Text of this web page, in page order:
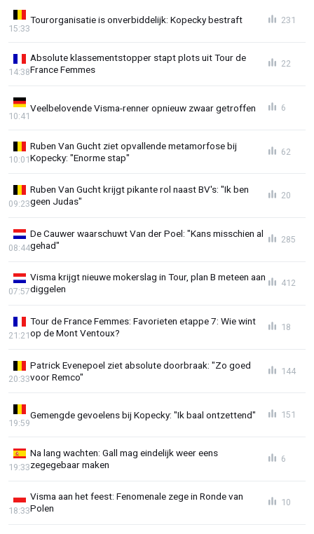
Tourorganisatie is onverbiddelijk: Kopecky bestraft
15:33
231
Absolute klassementstopper stapt plots uit Tour de
France Femmes
14:38
22
Veelbelovende Visma-renner opnieuw zwaar getroffen
10:41
6
Ruben Van Gucht ziet opvallende metamorfose bij
Kopecky: "Enorme stap"
10:01
62
Ruben Van Gucht krijgt pikante rol naast BV's: "Ik ben
geen Judas"
09:23
20
De Cauwer waarschuwt Van der Poel: "Kans misschien al
gehad"
08:44
285
Visma krijgt nieuwe mokerslag in Tour, plan B meteen aan
diggelen
07:57
412
Tour de France Femmes: Favorieten etappe 7: Wie wint
op de Mont Ventoux?
21:21
18
Patrick Evenepoel ziet absolute doorbraak: "Zo goed
voor Remco"
20:33
144
Gemengde gevoelens bij Kopecky: "Ik baal ontzettend"
19:59
151
Na lang wachten: Gall mag eindelijk weer eens
zegegebaar maken
19:33
6
Visma aan het feest: Fenomenale zege in Ronde van
Polen
18:33
10